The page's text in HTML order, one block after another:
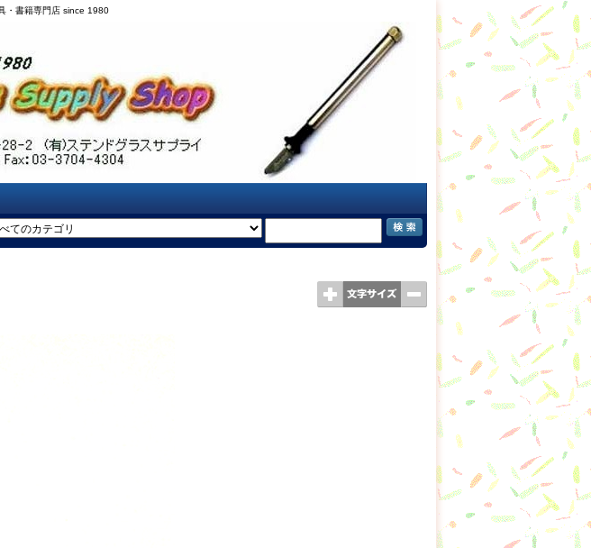
・書籍専門店 since 1980